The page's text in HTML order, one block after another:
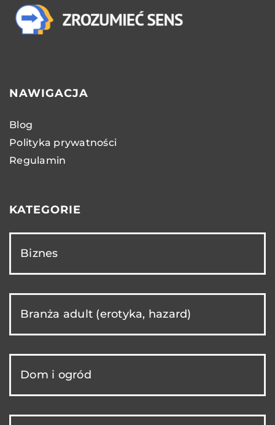
NAWIGACJA
Blog
Polityka prywatności
Regulamin
KATEGORIE
Biznes
Branża adult (erotyka, hazard)
Dom i ogród